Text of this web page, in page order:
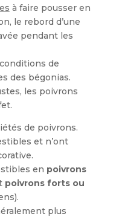
à faire pousser en
le rebord d’une
pendant les
de
des bégonias.
les poivrons
de poivrons.
et n’ont
en poivrons
poivrons forts ou
plus